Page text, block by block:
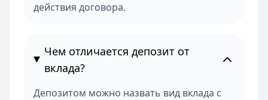
действия договора.
Чем отличается депозит от
вклада?
Депозитом можно назвать вид вклада с